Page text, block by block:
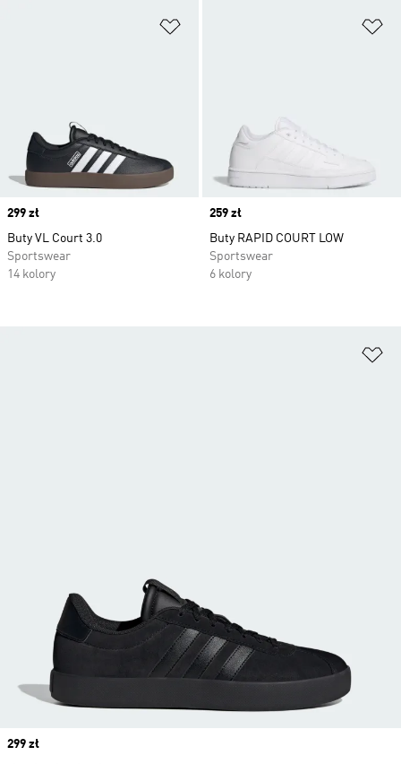
Price
299 zł
Buty VL Court 3.0
Sportswear
14 kolory
Price
259 zł
Buty RAPID COURT LOW
Sportswear
6 kolory
Price
299 zł